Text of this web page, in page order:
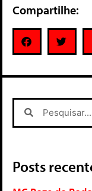
Compartilhe:
Posts